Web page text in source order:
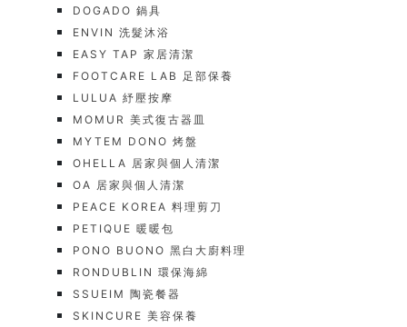
DOGADO 鍋具
ENVIN 洗髮沐浴
EASY TAP 家居清潔
FOOTCARE LAB 足部保養
LULUA 紓壓按摩
MOMUR 美式復古器皿
MYTEM DONO 烤盤
OHELLA 居家與個人清潔
OA 居家與個人清潔
PEACE KOREA 料理剪刀
PETIQUE 暖暖包
PONO BUONO 黑白大廚料理
RONDUBLIN 環保海綿
SSUEIM 陶瓷餐器
SKINCURE 美容保養